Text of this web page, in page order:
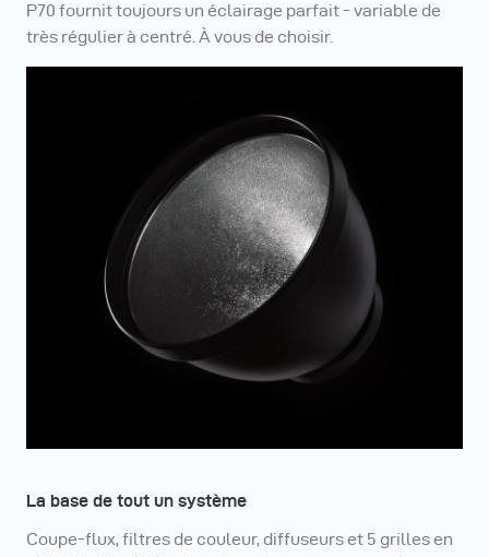
P70 fournit toujours un éclairage parfait - variable de
très régulier à centré. À vous de choisir.
La base de tout un système
Coupe-flux, filtres de couleur, diffuseurs et 5 grilles en